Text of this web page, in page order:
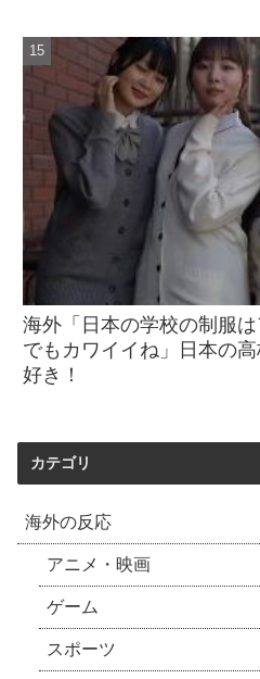
海外「日本の学校の制服
でもカワイイね」日本の
好き！
カテゴリ
海外の反応
アニメ・映画
ゲーム
スポーツ